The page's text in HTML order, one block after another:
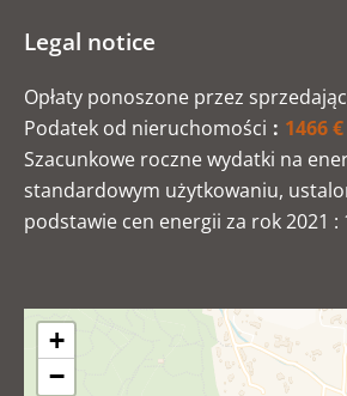
Legal notice
Opłaty ponoszone przez
Podatek od nieruchomości
1466
Szacunkowe roczne wydatki na
standardowym użytkowaniu,
podstawie cen energii za rok 2021 :
+
−